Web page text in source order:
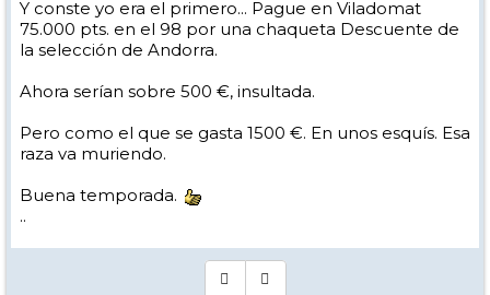
Y conste yo era el primero... Pague en Viladomat
75.000 pts. en el 98 por una chaqueta Descuente de
la selección de Andorra.
Ahora serían sobre 500 €, insultada.
Pero como el que se gasta 1500 €. En unos esquís. Esa
raza va muriendo.
Buena temporada.
..